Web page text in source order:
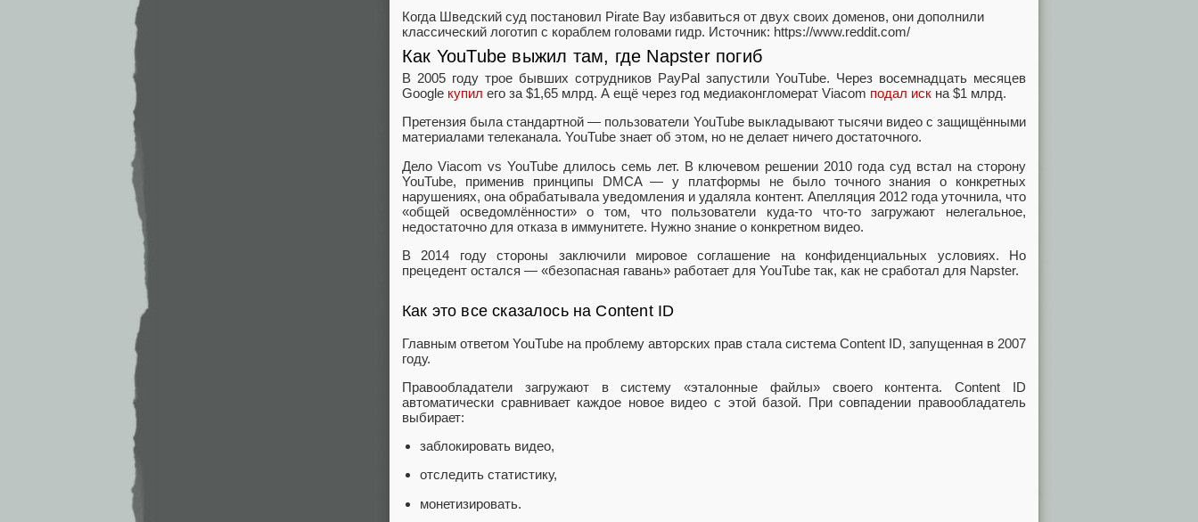
Когда Шведский суд постановил Pirate Bay избавиться от двух своих доменов, они дополнили
классический логотип с кораблем головами гидр. Источник: https://www.reddit.com/
Как YouTube выжил там, где Napster погиб
В 2005 году трое бывших сотрудников PayPal запустили YouTube. Через восемнадцать месяцев
Google купил его за $1,65 млрд. А ещё через год медиаконгломерат Viacom подал иск на $1 млрд.
Претензия была стандартной — пользователи YouTube выкладывают тысячи видео с защищёнными
материалами телеканала. YouTube знает об этом, но не делает ничего достаточного.
Дело Viacom vs YouTube длилось семь лет. В ключевом решении 2010 года суд встал на сторону
YouTube, применив принципы DMCA — у платформы не было точного знания о конкретных
нарушениях, она обрабатывала уведомления и удаляла контент. Апелляция 2012 года уточнила, что
«общей осведомлённости» о том, что пользователи куда-то что-то загружают нелегальное,
недостаточно для отказа в иммунитете. Нужно знание о конкретном видео.
В 2014 году стороны заключили мировое соглашение на конфиденциальных условиях. Но
прецедент остался — «безопасная гавань» работает для YouTube так, как не сработал для Napster.
Как это все сказалось на Content ID
Главным ответом YouTube на проблему авторских прав стала система Content ID, запущенная в 2007
году.
Правообладатели загружают в систему «эталонные файлы» своего контента. Content ID
автоматически сравнивает каждое новое видео с этой базой. При совпадении правообладатель
выбирает:
заблокировать видео,
отследить статистику,
монетизировать.